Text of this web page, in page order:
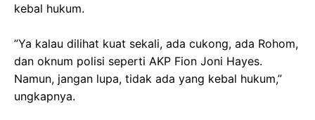
kebal hukum.
‎”Ya kalau dilihat kuat sekali, ada cukong, ada Rohom,
dan oknum polisi seperti AKP Fion Joni Hayes.
Namun, jangan lupa, tidak ada yang kebal hukum,”
ungkapnya.